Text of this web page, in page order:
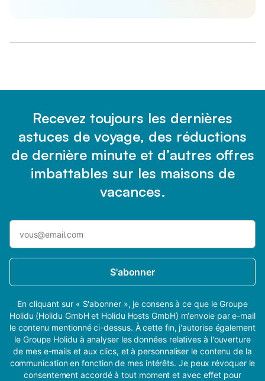
Recevez toujours les dernières
astuces de voyage, des réductions
de dernière minute et d’autres offres
imbattables sur les maisons de
vacances.
S'abonner
En cliquant sur « S'abonner », je consens à ce que le Groupe
Holidu (Holidu GmbH et Holidu Hosts GmbH) m'envoie par e-mail
le contenu mentionné ci-dessus. À cette fin, j'autorise également
le Groupe Holidu à analyser les données relatives à l'ouverture
de mes e-mails et aux clics, et à personnaliser le contenu de la
communication en fonction de mes intérêts. Je peux révoquer le
consentement accordé à tout moment et avec effet pour